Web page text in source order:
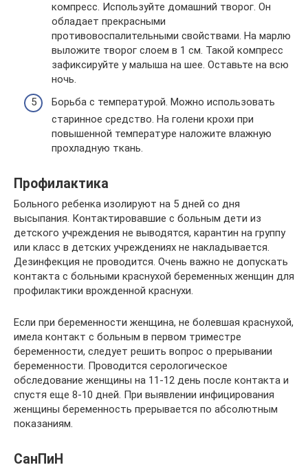
компресс. Используйте домашний творог. Он
обладает прекрасными
противовоспалительными свойствами. На марлю
выложите творог слоем в 1 см. Такой компресс
зафиксируйте у малыша на шее. Оставьте на всю
ночь.
Борьба с температурой. Можно использовать
старинное средство. На голени крохи при
повышенной температуре наложите влажную
прохладную ткань.
Профилактика
Больного ребенка изолируют на 5 дней со дня
высыпания. Контактировавшие с больным дети из
детского учреждения не выводятся, карантин на группу
или класс в детских учреждениях не накладывается.
Дезинфекция не проводится. Очень важно не допускать
контакта с больными краснухой беременных женщин для
профилактики врожденной краснухи.
Если при беременности женщина, не болевшая краснухой,
имела контакт с больным в первом триместре
беременности, следует решить вопрос о прерывании
беременности. Проводится серологическое
обследование женщины на 11-12 день после контакта и
спустя еще 8-10 дней. При выявлении инфицирования
женщины беременность прерывается по абсолютным
показаниям.
СанПиН